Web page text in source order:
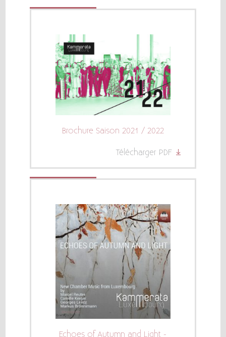
Brochure Saison 2021 / 2022
Télécharger PDF
Echoes of Autumn and Light -